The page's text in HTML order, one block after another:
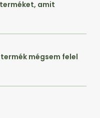
amit
mégsem felel